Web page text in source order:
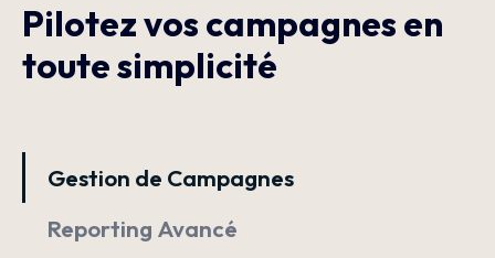
Pilotez vos campagnes en
toute simplicité
Gestion de Campagnes
Reporting Avancé